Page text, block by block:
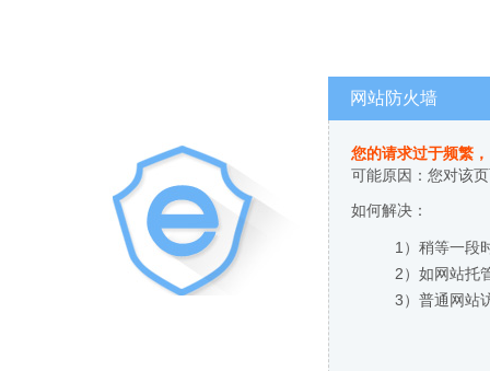
网站防火墙
您的请求过于频繁
可能原因：您对该
如何解决：
1）稍等一段
2）如网站托
3）普通网站